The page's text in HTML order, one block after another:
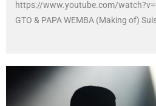
https://www.youtube.com/
GTO & PAPA WEMBA (Making of)